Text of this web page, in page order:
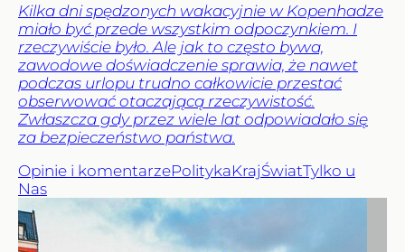
Kilka dni spędzonych wakacyjnie w Kopenhadze
miało być przede wszystkim odpoczynkiem. I
rzeczywiście było. Ale jak to często bywa,
zawodowe doświadczenie sprawia, że nawet
podczas urlopu trudno całkowicie przestać
obserwować otaczającą rzeczywistość.
Zwłaszcza gdy przez wiele lat odpowiadało się
za bezpieczeństwo państwa.
Opinie i komentarzePolitykaKrajŚwiatTylko u
Nas